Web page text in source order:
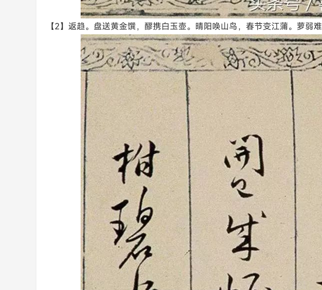
【2】返趋。盘送黄金馔，醪携白玉壶。晴阳唤山鸟，春节变江蒲。萝弱难